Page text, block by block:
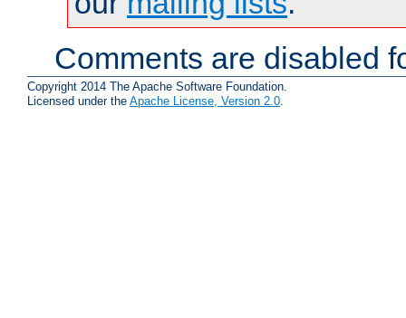
Comments are disabled
Copyright 2014 The Apache Software Foundation.
Licensed under the Apache License, Version 2.0